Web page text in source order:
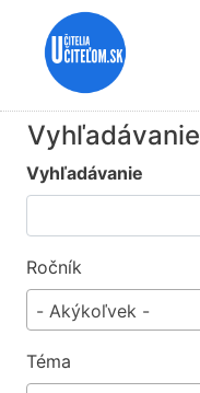
Vyhľadávanie
Vyhľadávanie
Ročník
- Akýkoľvek -
Téma